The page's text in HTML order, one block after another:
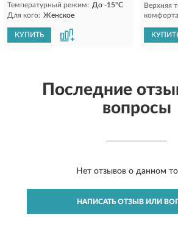
Температурный режим: До -15°C
Для кого: Женское
КУПИТЬ
Верхняя
Последние
вопросы
Нет отзывов о данном
НАПИСАТЬ ОТЗЫВ ИЛИ